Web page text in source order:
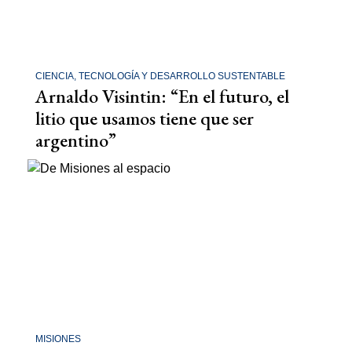
CIENCIA, TECNOLOGÍA Y DESARROLLO SUSTENTABLE
Arnaldo Visintin: “En el futuro, el
litio que usamos tiene que ser
argentino”
MISIONES